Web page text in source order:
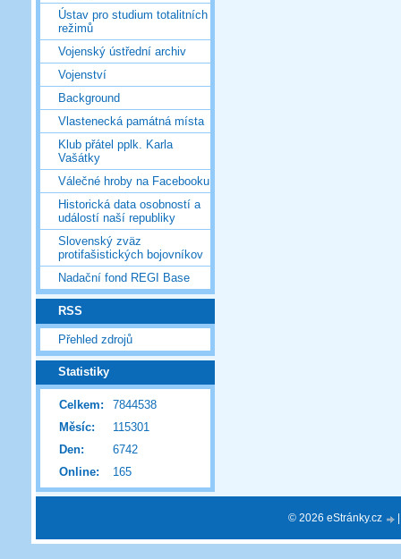
Ústav pro studium totalitních
režimů
Vojenský ústřední archiv
Vojenství
Background
Vlastenecká památná místa
Klub přátel pplk. Karla
Vašátky
Válečné hroby na Facebooku
Historická data osobností a
událostí naší republiky
Slovenský zväz
protifašistických bojovníkov
Nadační fond REGI Base
RSS
Přehled zdrojů
Statistiky
Online: 165
Celkem:
7844538
Měsíc:
115301
Den:
6742
© 2026 eStránky.cz